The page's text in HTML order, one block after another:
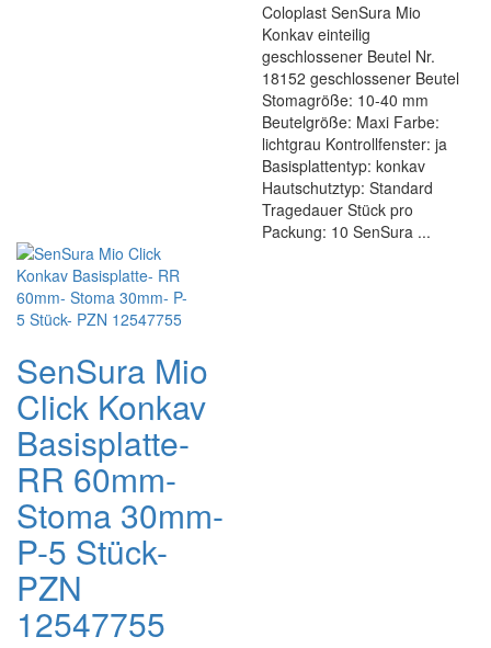
Coloplast SenSura Mio
Konkav einteilig
geschlossener Beutel Nr.
18152 geschlossener Beutel
Stomagröße: 10-40 mm
Beutelgröße: Maxi Farbe:
lichtgrau Kontrollfenster: ja
Basisplattentyp: konkav
Hautschutztyp: Standard
Tragedauer Stück pro
Packung: 10 SenSura ...
SenSura Mio
Click Konkav
Basisplatte-
RR 60mm-
Stoma 30mm-
P-5 Stück-
PZN
12547755